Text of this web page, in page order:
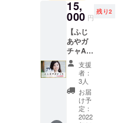
2021年11月
に初著書
「ファンは
少ないほう
が稼げま
す」をWAVE
出版より出
15,
000 円
残り2
【ふじ
あやガ
チャA
＆サイ
ン入り
書籍１
冊】 ふ
じあや
が愛用
してい
支援
者：
3人
お届
け予
定：
2022